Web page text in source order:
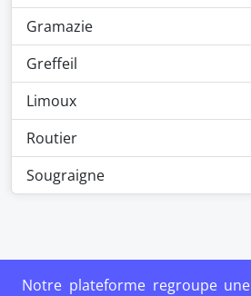
Gramazie
Greffeil
Limoux
Routier
Sougraigne
Notre plateforme regroupe